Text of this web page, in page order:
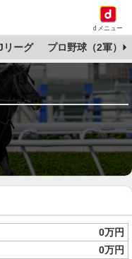
dメニュー
リーグ プロ野球（2軍）
0万円
0万円